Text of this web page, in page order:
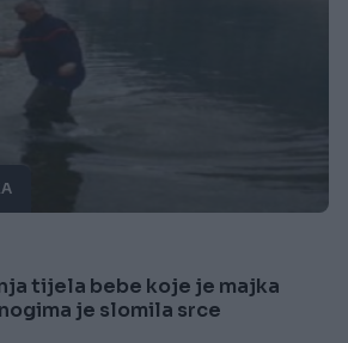
tijela bebe koje je majka
je slomila srce